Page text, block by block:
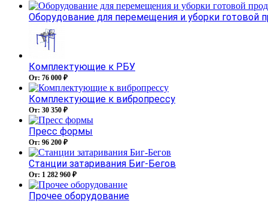
Оборудование для перемещения и уборки готовой
Комплектующие к РБУ
От: 76 000 ₽
Комплектующие к вибропрессу
От: 30 350 ₽
Пресс формы
От: 96 200 ₽
Станции затаривания Биг-Бегов
От: 1 282 960 ₽
Прочее оборудование